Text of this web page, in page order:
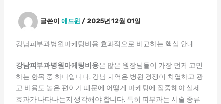
글쓴이 애드윈 / 2025년 12월 01일
강남피부과병원마케팅비용 효과적으로 비교하는 핵심 안내
강남피부과병원마케팅비용은 많은 원장님들이 가장 먼저 고민
하는 항목 중 하나입니다. 강남 지역은 병원 경쟁이 치열하고 광
고 비용도 높은 편이기 때문에 어떻게 마케팅에 집중해야 실제
효과가 나타나는지 생각해야 합니다. 특히 피부과는 시술 종류